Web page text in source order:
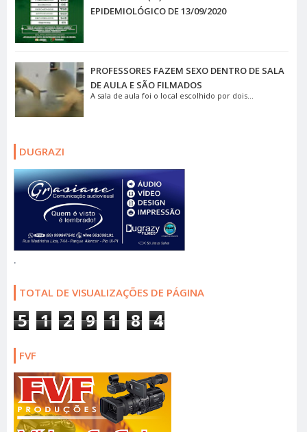
EPIDEMIOLÓGICO DE 13/09/2020
PROFESSORES FAZEM SEXO DENTRO DE SALA
DE AULA E SÃO FILMADOS
A sala de aula foi o local escolhido por dois...
DUGRAZI
.
TOTAL DE VISUALIZAÇÕES DE PÁGINA
5 1 2 9 1 8 4
FVF